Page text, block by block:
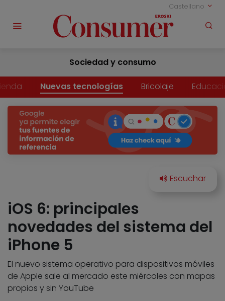
Castellano
Sociedad y consumo
Nuevas tecnologías Bricolaje
iOS 6: principales
novedades del sistema del
iPhone 5
El nuevo sistema operativo para dispositivos móviles
de Apple sale al mercado este miércoles con mapas
propios y sin YouTube